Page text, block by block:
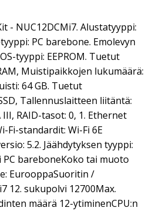
- NUC12DCMi7. Alustatyyppi:
PC barebone. Emolevyn
tyyppi: EEPROM. Tuetut
Muistipaikkojen lukumäärä:
64 GB. Tuetut
Tallennuslaitteen liitäntä:
III, RAID-tasot: 0, 1. Ethernet
Fi-standardit: Wi-Fi 6E
5.2. Jäähdytyksen tyyppi:
bareboneKoko tai muoto
EurooppaSuoritin /
12. sukupolvi 12700Max.
määrä 12-ytiminenCPU:n